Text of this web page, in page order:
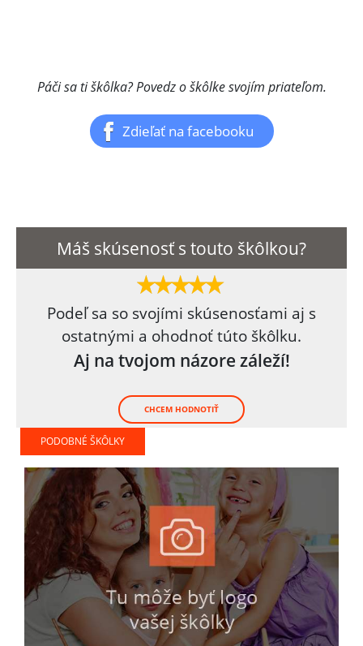
Páči sa ti škôlka? Povedz o škôlke svojím priateľom.
Zdieľať na facebooku
Máš skúsenosť s touto škôlkou?
Podeľ sa so svojími skúsenosťami aj s
ostatnými a ohodnoť túto škôlku.
Aj na tvojom názore záleží!
CHCEM HODNOTIŤ
PODOBNÉ ŠKÔLKY